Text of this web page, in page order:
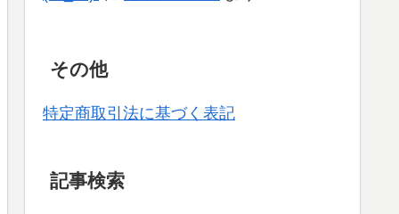
その他
特定商取引法に基づく表記
記事検索